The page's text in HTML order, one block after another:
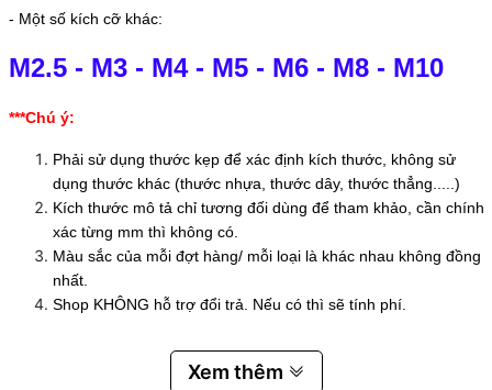
- Một số kích cỡ khác:
M2.5 - M3 - M4 - M5 - M6 - M8 - M10
***Chú ý:
Phải sử dụng thước kẹp để xác định kích thước, không sử
dụng thước khác (thước nhựa, thước dây, thước thẳng.....)
Kích thước mô tả chỉ tương đối dùng để tham khảo, cần chính
xác từng mm thì không có.
Màu sắc của mỗi đợt hàng/ mỗi loại là khác nhau không đồng
nhất.
Shop KHÔNG hỗ trợ đổi trả. Nếu có thì sẽ tính phí.
Xem thêm